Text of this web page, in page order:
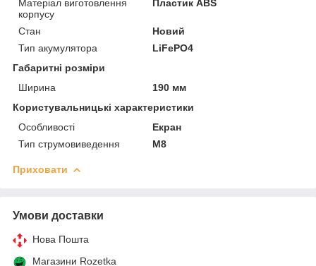
Матеріал виготовлення
корпусу
Пластик ABS
Стан
Новий
Тип акумулятора
LiFePO4
Габаритні розміри
Ширина
190 мм
Користувальницькі характеристики
Особливості
Екран
Тип струмовиведення
М8
Приховати
Умови доставки
Нова Пошта
Магазини Rozetka